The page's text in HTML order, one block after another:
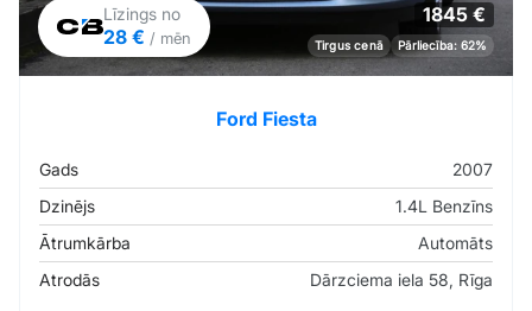
Līzings no
28 € / mēn
1845 €
Tirgus cenā Pārliecība: 62%
Ford Fiesta
Gads
2007
Dzinējs
1.4L Benzīns
Ātrumkārba
Automāts
Atrodās
Dārzciema iela 58, Rīga